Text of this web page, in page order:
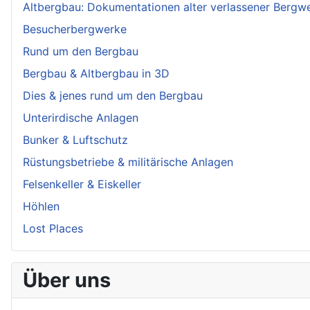
Altbergbau: Dokumentationen alter verlassener
Besucherbergwerke
Rund um den Bergbau
Bergbau & Altbergbau in 3D
Dies & jenes rund um den Bergbau
Unterirdische Anlagen
Bunker & Luftschutz
Rüstungsbetriebe & militärische Anlagen
Felsenkeller & Eiskeller
Höhlen
Lost Places
Über uns